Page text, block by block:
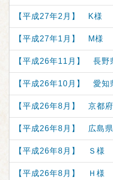
【平成27年2月】 K様
【平成27年1月】 M様
【平成26年11月】 長
【平成26年10月】 愛
【平成26年8月】 京都
【平成26年8月】 広島
【平成26年8月】 Ｓ様
【平成26年8月】 Ｈ様